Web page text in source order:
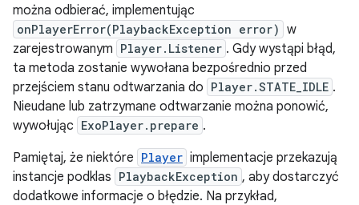
można odbierać, implementując
onPlayerError(PlaybackException error) w
zarejestrowanym Player.Listener . Gdy wystąpi błąd,
ta metoda zostanie wywołana bezpośrednio przed
przejściem stanu odtwarzania do Player.STATE_IDLE .
Nieudane lub zatrzymane odtwarzanie można ponowić,
wywołując ExoPlayer.prepare .
Pamiętaj, że niektóre Player implementacje przekazują
instancje podklas PlaybackException , aby dostarczyć
dodatkowe informacje o błędzie. Na przykład,